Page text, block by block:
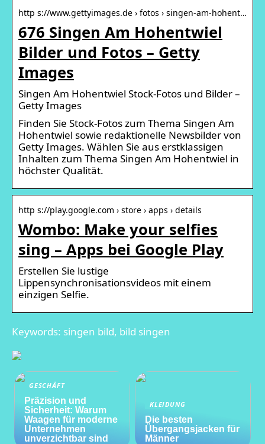
http s://www.gettyimages.de › fotos › singen-am-hohent…
676 Singen Am Hohentwiel
Bilder und Fotos – Getty
Images
Singen Am Hohentwiel Stock-Fotos und Bilder –
Getty Images
Finden Sie Stock-Fotos zum Thema Singen Am
Hohentwiel sowie redaktionelle Newsbilder von
Getty Images. Wählen Sie aus erstklassigen
Inhalten zum Thema Singen Am Hohentwiel in
höchster Qualität.
http s://play.google.com › store › apps › details
Wombo: Make your selfies
sing – Apps bei Google Play
Erstellen Sie lustige
Lippensynchronisationsvideos mit einem
einzigen Selfie.
Keywords: singen bild, bild singen
GESCHÄFT
Präzision und
Sicherheit: Warum
Waagen für moderne
Unternehmen
unverzichtbar sind
KLEIDUNG
Die besten
Übergangsjacken für
Männer